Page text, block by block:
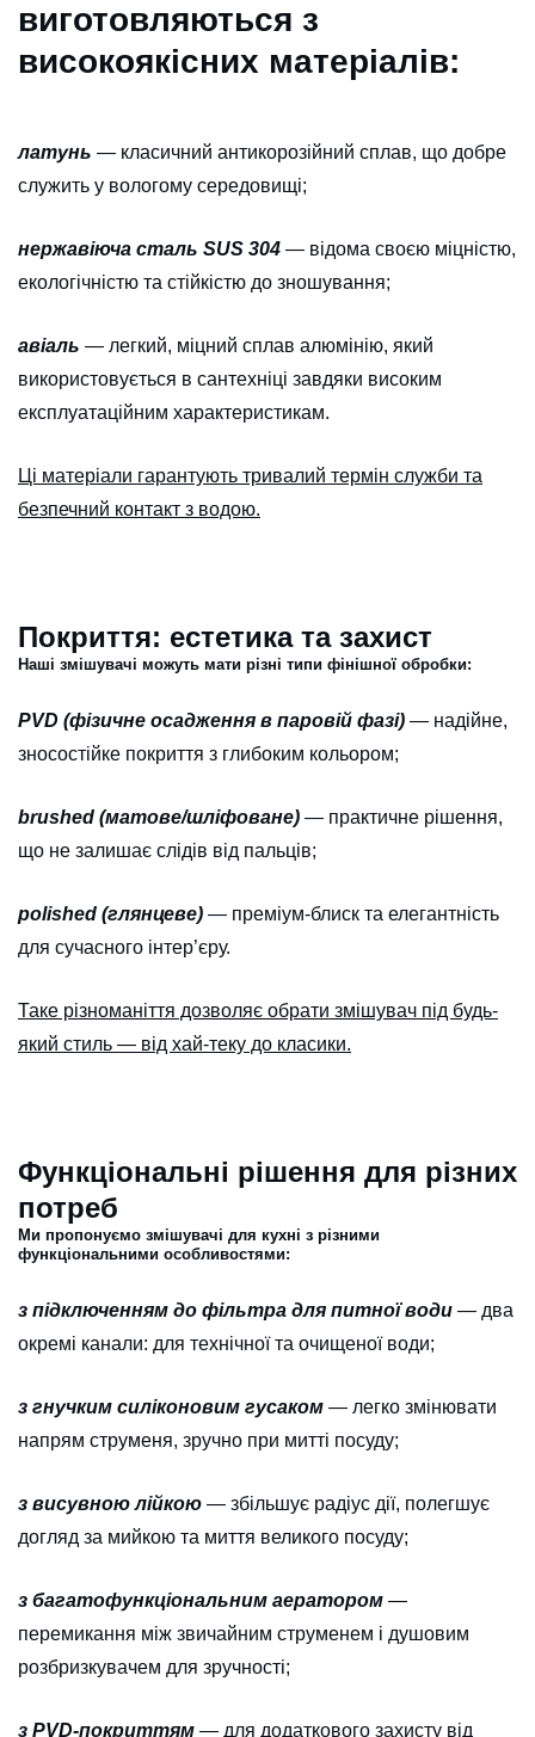
виготовляються з
високоякісних матеріалів:
латунь — класичний антикорозійний сплав, що добре
служить у вологому середовищі;
нержавіюча сталь SUS 304 — відома своєю міцністю,
екологічністю та стійкістю до зношування;
авіаль — легкий, міцний сплав алюмінію, який
використовується в сантехніці завдяки високим
експлуатаційним характеристикам.
Ці матеріали гарантують тривалий термін служби та
безпечний контакт з водою.
Покриття: естетика та захист
Наші змішувачі можуть мати різні типи фінішної обробки:
PVD (фізичне осадження в паровій фазі) — надійне,
зносостійке покриття з глибоким кольором;
brushed (матове/шліфоване) — практичне рішення,
що не залишає слідів від пальців;
polished (глянцеве) — преміум-блиск та елегантність
для сучасного інтер’єру.
Таке різноманіття дозволяє обрати змішувач під будь-
який стиль — від хай-теку до класики.
Функціональні рішення для різних
потреб
Ми пропонуємо змішувачі для кухні з різними
функціональними особливостями:
з підключенням до фільтра для питної води — два
окремі канали: для технічної та очищеної води;
з гнучким силіконовим гусаком — легко змінювати
напрям струменя, зручно при митті посуду;
з висувною лійкою — збільшує радіус дії, полегшує
догляд за мийкою та миття великого посуду;
з багатофункціональним аератором —
перемикання між звичайним струменем і душовим
розбризкувачем для зручності;
з PVD-покриттям — для додаткового захисту від